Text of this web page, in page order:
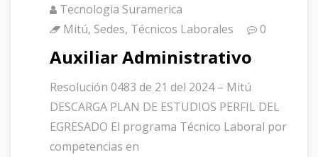
Tecnologia Suramerica
Mitú, Sedes, Técnicos Laborales 0
Auxiliar Administrativo
Resolución 0483 de 21 del 2024 – Mitú
DESCARGA PLAN DE ESTUDIOS PERFIL DEL
EGRESADO El programa Técnico Laboral por
competencias en